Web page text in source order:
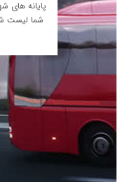
پایانه های
شما لیست